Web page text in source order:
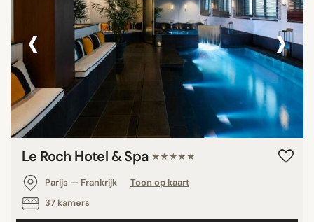
‹ ›
Le Roch Hotel & Spa ★★★★★
Parijs — Frankrijk
Toon op kaart
37 kamers